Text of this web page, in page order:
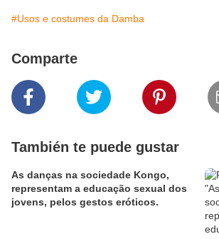
#Usos e costumes da Damba
Comparte
También te puede gustar
As danças na sociedade Kongo,
representam a educação sexual dos
jovens, pelos gestos eróticos.